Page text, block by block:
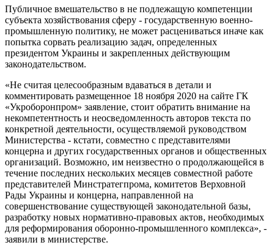
Публичное вмешательство в не подлежащую компетенции
субъекта хозяйствования сферу - государственную военно-
промышленную политику, не может расцениваться иначе как
попытка сорвать реализацию задач, определенных
президентом Украины и закрепленных действующим
законодательством.
«Не считая целесообразным вдаваться в детали и
комментировать размещенное 18 ноября 2020 на сайте ГК
«Укроборонпром» заявление, стоит обратить внимание на
некомпетентность и неосведомленность авторов текста по
конкретной деятельности, осуществляемой руководством
Министерства - кстати, совместно с представителями
концерна и других государственных органов и общественных
организаций. Возможно, им неизвестно о продолжающейся в
течение последних нескольких месяцев совместной работе
представителей Минстратегпрома, комитетов Верховной
Рады Украины и концерна, направленной на
совершенствование существующей законодательной базы,
разработку новых нормативно-правовых актов, необходимых
для реформирования оборонно-промышленного комплекса», -
заявили в министерстве.